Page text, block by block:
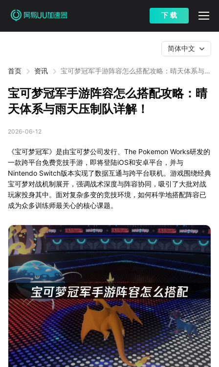
下 载
首页 资讯
宝可梦冠军手游阵容怎么搭配攻略：晴天体系与雨
简体中文
宝可梦冠军手游阵容怎么搭配攻略：晴
天体系与雨天压制队详解！
2026-06-12
《宝可梦冠军》是由宝可梦公司发行、The Pokemon Works研发的
一款跨平台免费竞技手游，即将登陆iOS和安卓平台，并与
Nintendo Switch版本实现了数据互通与跨平台联机。游戏围绕经典
宝可梦对战机制展开，强调战术深度与阵容协同，吸引了大批对战
玩家投身其中。面对复杂多变的竞技环境，如何科学地搭配阵容已
成为众多训练师最关心的核心课题。